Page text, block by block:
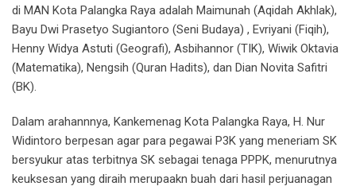
di MAN Kota Palangka Raya adalah Maimunah (Aqidah Akhlak),
Bayu Dwi Prasetyo Sugiantoro (Seni Budaya) , Evriyani (Fiqih),
Henny Widya Astuti (Geografi), Asbihannor (TIK), Wiwik Oktavia
(Matematika), Nengsih (Quran Hadits), dan Dian Novita Safitri
(BK).
Dalam arahannnya, Kankemenag Kota Palangka Raya, H. Nur
Widintoro berpesan agar para pegawai P3K yang meneriam SK
bersyukur atas terbitnya SK sebagai tenaga PPPK, menurutnya
keuksesan yang diraih merupaakn buah dari hasil perjuanagan